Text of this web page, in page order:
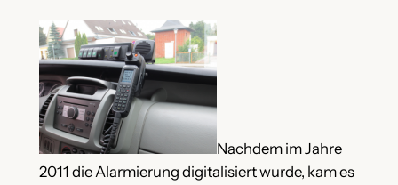
Nachdem im Jahre
2011 die Alarmierung digitalisiert wurde, kam es